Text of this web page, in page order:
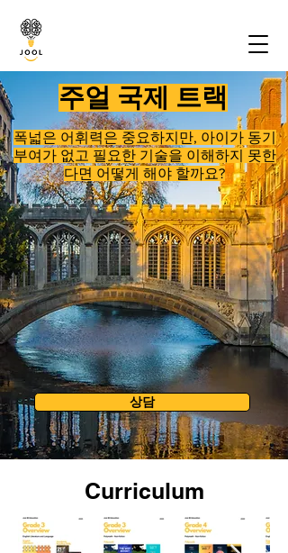
주얼 국제 트랙
폭넓은 어휘력은 중요하지만, 아이가 동기
부여가 없고 필요한 기술을 이해하지 못한
다면 어떻게 해야 할까요?
상담
Curriculum